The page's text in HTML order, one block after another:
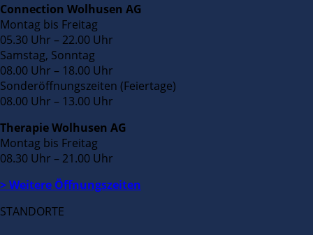
Connection Wolhusen AG
Montag bis Freitag
05.30 Uhr – 22.00 Uhr
Samstag, Sonntag
08.00 Uhr – 18.00 Uhr
Sonderöffnungszeiten (Feiertage)
08.00 Uhr – 13.00 Uhr
Therapie Wolhusen AG
Montag bis Freitag
08.30 Uhr – 21.00 Uhr
> Weitere Öffnungszeiten
STANDORTE